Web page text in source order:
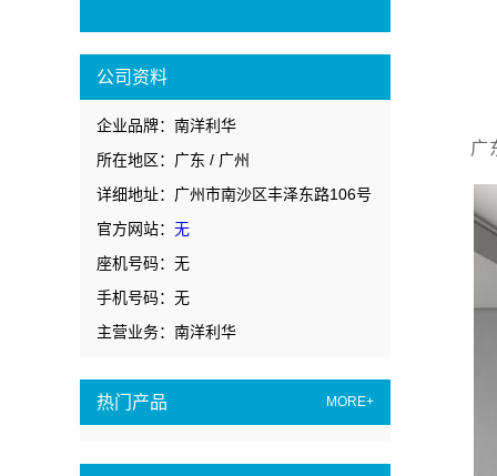
公司资料
企业品牌：南洋利华
所在地区：广东 / 广州
详细地址：广州市南沙区丰泽东路106号
官方网站： 无
座机号码：无
手机号码：无
主营业务：南洋利华
热门产品 MORE+
广